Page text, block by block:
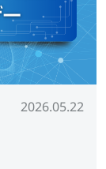
2026.05.22